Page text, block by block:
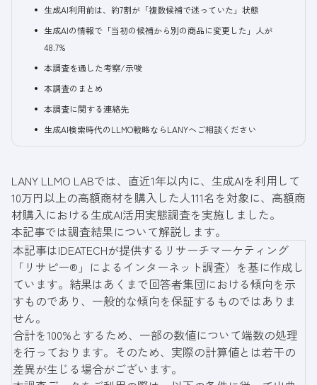
生成AI利用前は、約7割が「複数候補で迷っていた」状態
生成AIの情報で「当初の候補から別の商品に変更した」人が
48.7%
本調査を通した考察/示唆
本調査のまとめ
本調査に関する連絡先
生成AI検索時代のLLMO戦略ならLANYへご相談ください
LANY LLMO LABでは、直近1年以内に、生成AIを利用して
10万円以上の高額商材を購入した人111名を対象に、高額商
材購入における生成AI活用実態調査を実施しました。
本記事では調査結果について解説します。
本記事はIDEATECHが提供するリサーチマーケティング
「リサピー®︎」によるインターネット調査）を基に作成し
ています。結果はあくまで回答者集団における傾向を示
すものであり、一般的な傾向を保証するものではありま
せん。
合計を100%とするため、一部の数値について端数の処理
を行っております。そのため、実際の計算値とは若干の
差異が生じる場合がございます。